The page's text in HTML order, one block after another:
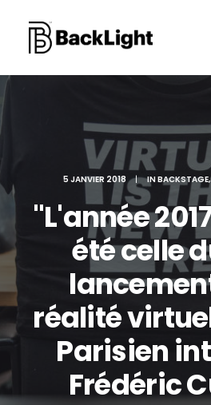
LE
5 JANVIER 2018 | INBACKSTAGE
"L'année
été celle
réalité
Parisien
Frédéric